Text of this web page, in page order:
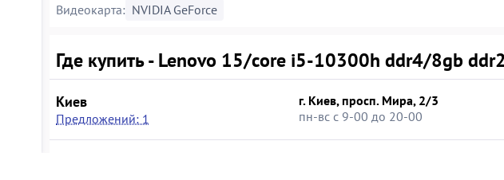
Видеокарта: NVIDIA GeForce
Где купить - Lenovo 15/core i5-10300h ddr4/8gb
Киев
Предложений: 1
г. Киев, просп. Мира, 2/3
пн-вс с 9-00 до 20-00